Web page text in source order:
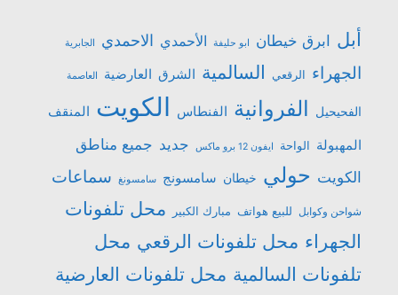
أبل ابرق خيطان ابو حليفة الأحمدي الاحمدي الجابرية
الجهراء الرقعي السالمية الشرق العارضية العاصمة
الفحيحيل الفروانية الفنطاس الكويت المنقف
المهبولة الواحة ايفون 12 برو ماكس جديد جميع مناطق
الكويت حولي خيطان سامسونج سامسونغ سماعات
شواحن وكوابل للبيع هواتف مبارك الكبير
محل تلفونات
الجهراء محل تلفونات الرقعي محل
تلفونات السالمية محل تلفونات العارضية